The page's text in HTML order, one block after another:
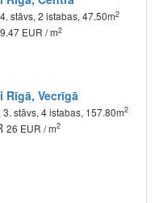
stāvs, 2 istabas, 47.50m2
9.47 EUR / m2
Rīgā, Vecrīgā
stāvs, 4 istabas, 157.80m2
26 EUR / m2